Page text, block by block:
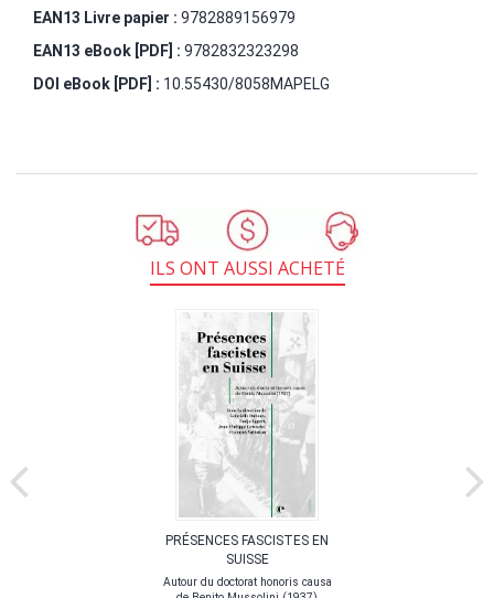
EAN13 Livre papier : 9782889156979
EAN13 eBook [PDF] : 9782832323298
DOI eBook [PDF] : 10.55430/8058MAPELG
ILS ONT AUSSI ACHETÉ
PRÉSENCES FASCISTES EN
SUISSE
Autour du doctorat honoris causa